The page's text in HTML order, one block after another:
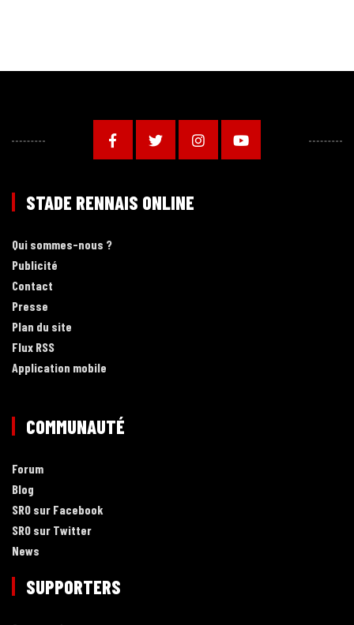
STADE RENNAIS ONLINE
Qui sommes-nous ?
Publicité
Contact
Presse
Plan du site
Flux RSS
Application mobile
COMMUNAUTÉ
Forum
Blog
SRO sur Facebook
SRO sur Twitter
News
SUPPORTERS